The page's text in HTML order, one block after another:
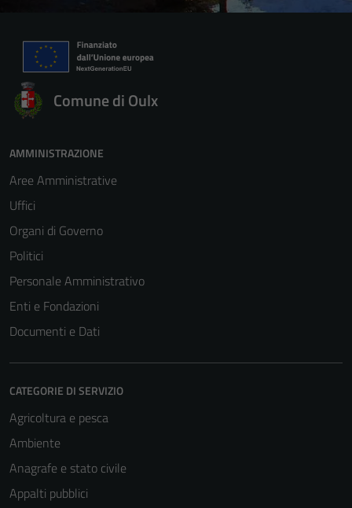
Comune di Oulx
AMMINISTRAZIONE
Aree Amministrative
Uffici
Organi di Governo
Politici
Personale Amministrativo
Enti e Fondazioni
Documenti e Dati
CATEGORIE DI SERVIZIO
Agricoltura e pesca
Ambiente
Anagrafe e stato civile
Appalti pubblici
per il